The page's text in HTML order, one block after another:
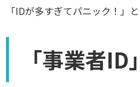
「IDが多すぎてパニック！」と
「事業者